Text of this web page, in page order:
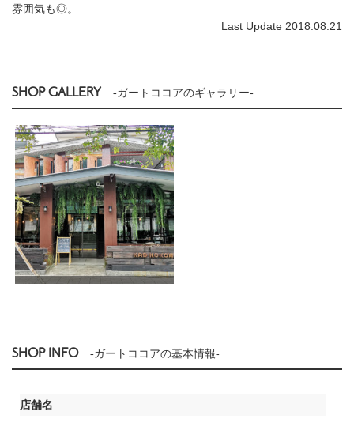
雰囲気も◎。
Last Update 2018.08.21
SHOP GALLERY -ガートココアのギャラリー-
SHOP INFO -ガートココアの基本情報-
店舗名